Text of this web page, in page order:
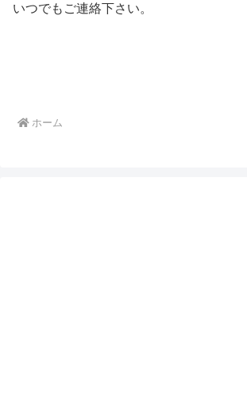
いつでもご連絡下さい。
ホーム